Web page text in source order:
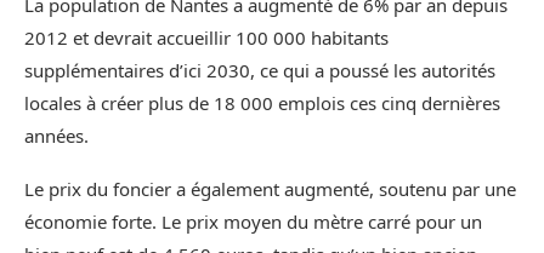
La population de Nantes a augmenté de 6% par an depuis
2012 et devrait accueillir 100 000 habitants
supplémentaires d’ici 2030, ce qui a poussé les autorités
locales à créer plus de 18 000 emplois ces cinq dernières
années.
Le prix du foncier a également augmenté, soutenu par une
économie forte. Le prix moyen du mètre carré pour un